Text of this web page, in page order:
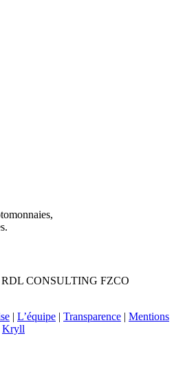
CONSULTING FZCO
| L’équipe | Transparence | Mentions
Kryll